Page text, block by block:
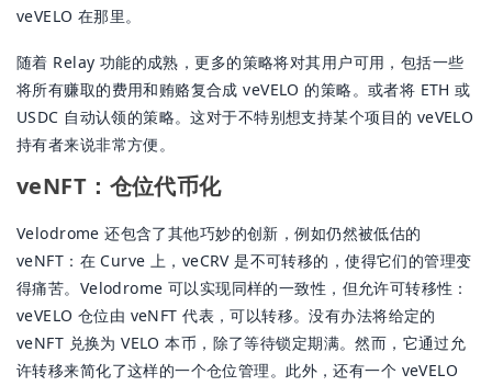
veVELO 在那里。
随着 Relay 功能的成熟，更多的策略将对其用户可用，包括一些
将所有赚取的费用和贿赂复合成 veVELO 的策略。或者将 ETH 或
USDC 自动认领的策略。这对于不特别想支持某个项目的 veVELO
持有者来说非常方便。
veNFT：仓位代币化
Velodrome 还包含了其他巧妙的创新，例如仍然被低估的
veNFT：在 Curve 上，veCRV 是不可转移的，使得它们的管理变
得痛苦。Velodrome 可以实现同样的一致性，但允许可转移性：
veVELO 仓位由 veNFT 代表，可以转移。没有办法将给定的
veNFT 兑换为 VELO 本币，除了等待锁定期满。然而，它通过允
许转移来简化了这样的一个仓位管理。此外，还有一个 veVELO